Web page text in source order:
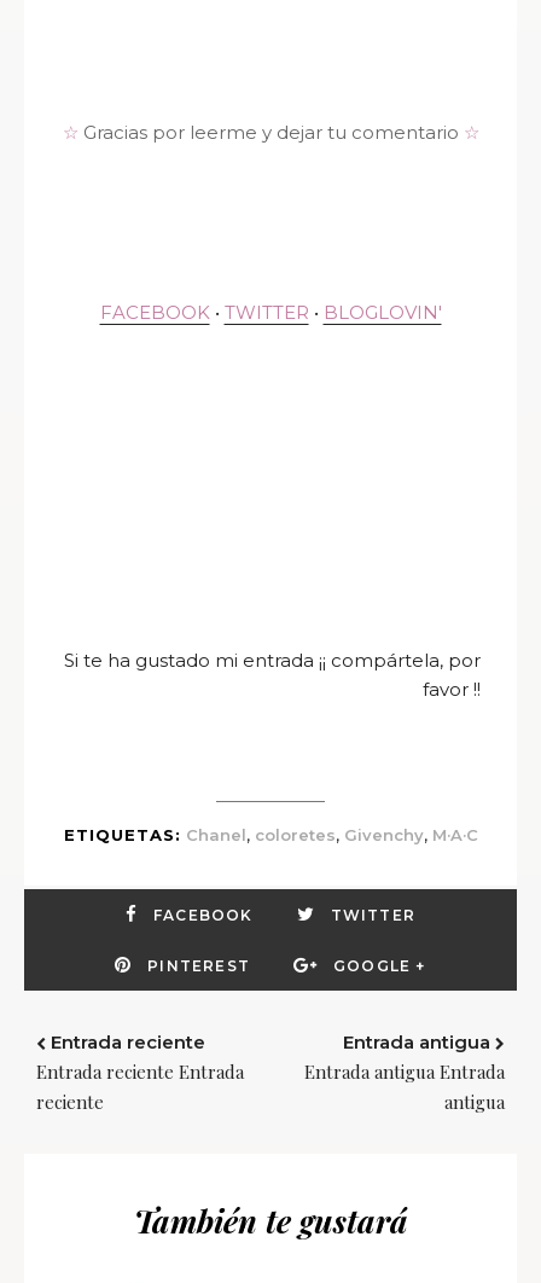
☆ Gracias por leerme y dejar tu comentario ☆
FACEBOOK • TWITTER • BLOGLOVIN'
Si te ha gustado mi entrada ¡¡ compártela, por
favor !!
ETIQUETAS: Chanel, coloretes, Givenchy, M·A·C
FACEBOOK TWITTER
PINTEREST GOOGLE +
Entrada reciente
Entrada reciente Entrada
reciente
Entrada antigua
Entrada antigua Entrada
antigua
También te gustará